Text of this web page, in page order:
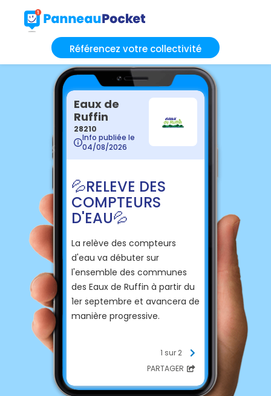
Référencez votre collectivité
Eaux de
Ruffin
28210
Info publiée le
04/08/2026
💦 RELEVE DES
COMPTEURS
D'EAU 💦
La relève des compteurs
d'eau va débuter sur
l'ensemble des communes
des Eaux de Ruffin à partir du
1er septembre et avancera de
manière progressive.
vouloir dégager l'accès de
votre compteur et nettoyer
l'intérieur même du regard le
1 sur 2
PARTAGER